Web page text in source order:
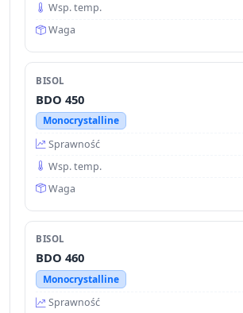
Wsp. temp.
Waga
BISOL
BDO 450
Monocrystalline
Sprawność
Wsp. temp.
Waga
BISOL
BDO 460
Monocrystalline
Sprawność